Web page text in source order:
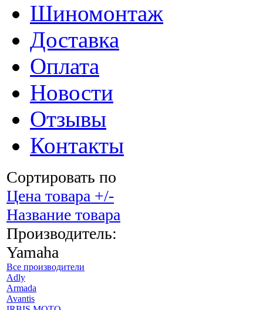
Шиномонтаж
Доставка
Оплата
Новости
Отзывы
Контакты
Сортировать по
Цена товара +/-
Название товара
Производитель:
Yamaha
Все производители
Adly
Armada
Avantis